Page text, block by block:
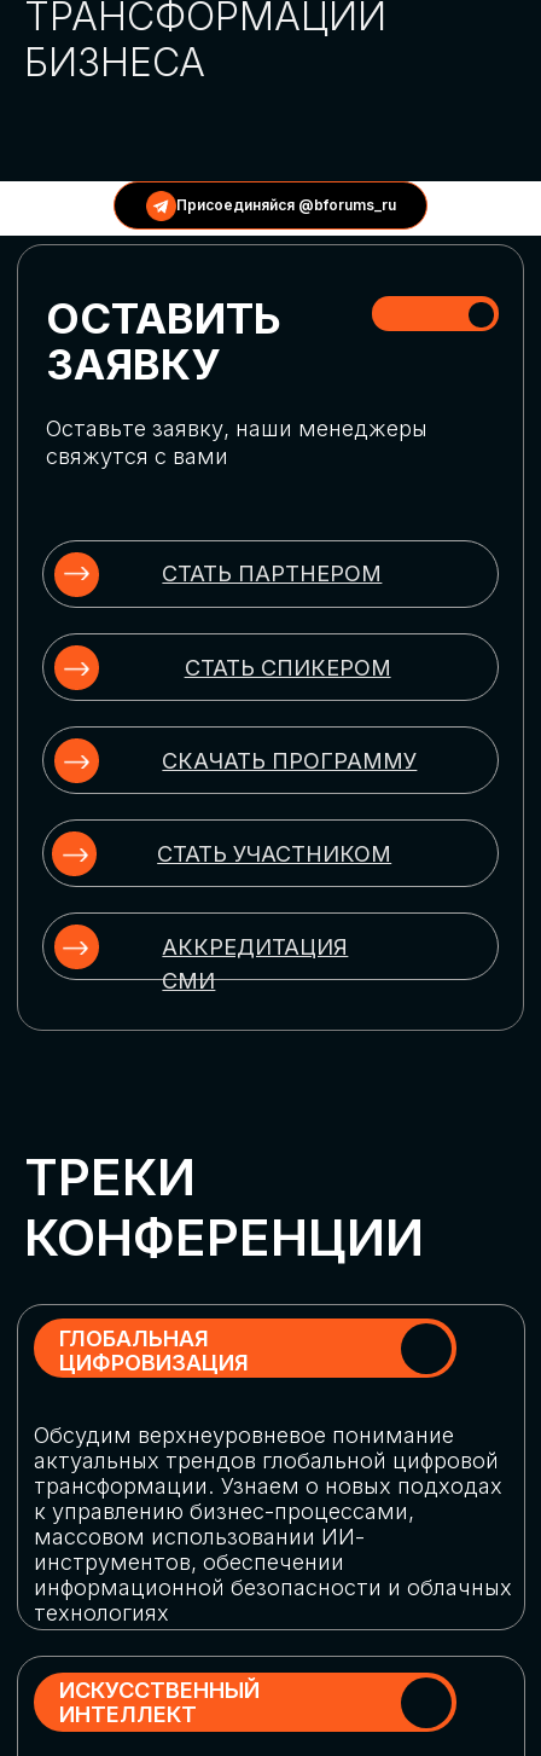
Присоединяйся @bforums_ru
Выясним, как в наши дни уверенно
защищать свой бизнес от киберугроз
ГЛОБАЛЬНАЯ
ЦИФРОВИЗАЦИЯ
актуальных трендов глобальной цифровой
трансформации. Узнаем о новых подходах
массовом использовании ИИ-
инструментов, обеспечении
ИСКУССТВЕННЫЙ
Узнаем как компании адаптируются к
новой ИИ-реальности. Как ИИ-
сотрудники становятся
«полноправными» членами команды, как
ИИ-помощники забирают на себя рутину
и как можно значительно увеличить
производительность без огромных
затрат на нейросети
ЦИФРОВИЗАЦИЯ
МАРКЕТИНГА И ПРОДАЖ
Обменяемся опытом, какие ИИ-решения
в маркетинге и продажах наиболее
рекламными кампаниями показывают
наибольшую эффективность
ЦИФРОВИЗАЦИЯ
УПРАВЛЕНИЯ ПЕРСОНАЛОМ
Рассмотрим управление человеческим
комплексные решения для роста
производительности и кейсы
оптимизации процессов найма,
развития, оценки и удержания
РОБОТИЗАЦИЯ
Узнаем, в каких отраслях ИИ
«материализуется», какие роботы
решают сложные бизнес-задачи, а где
только обсуждают концепции
роботизации и потенциальные бюджеты
на тестирование образцов
ЦИФРОВИЗАЦИЯ
КЛИЕНТСКОГО СЕРВИСА
Разберем кейсы в сфере цифровизации